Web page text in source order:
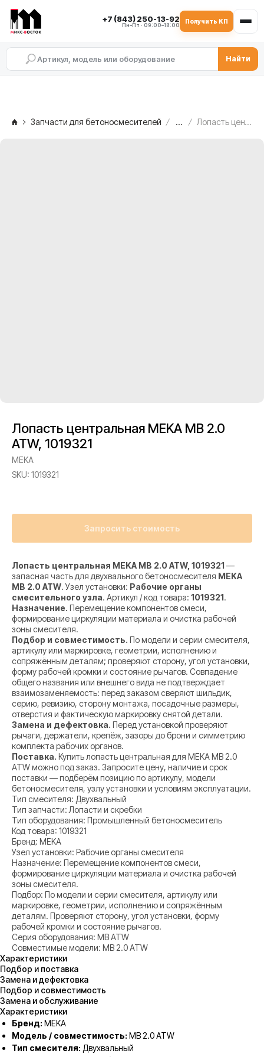
+7 (843) 250-13-92
Пн–Пт · 09:00–18:00
Получить КП
Найти
Запчасти для бетоносмесителей ... Лопасть центральная MEKA MB 2.0 ATW, 1019321
Лопасть центральная MEKA MB 2.0
ATW, 1019321
MEKA
SKU: 1019321
Запросить стоимость
Лопасть центральная MEKA MB 2.0 ATW, 1019321—
запасная часть для двухвального бетоносмесителя MEKA
MB 2.0 ATW. Узел установки: Рабочие органы
смесительного узла. Артикул / код товара: 1019321.
Назначение. Перемещение компонентов смеси,
формирование циркуляции материала и очистка рабочей
зоны смесителя.
Подбор и совместимость. По модели и серии смесителя,
артикулу или маркировке, геометрии, исполнению и
сопряжённым деталям; проверяют сторону, угол установки,
форму рабочей кромки и состояние рычагов. Совпадение
общего названия или внешнего вида не подтверждает
взаимозаменяемость: перед заказом сверяют шильдик,
серию, ревизию, сторону монтажа, посадочные размеры,
отверстия и фактическую маркировку снятой детали.
Замена и дефектовка. Перед установкой проверяют
рычаги, держатели, крепёж, зазоры до брони и симметрию
комплекта рабочих органов.
Поставка. Купить лопасть центральная для MEKA MB 2.0
ATW можно под заказ. Запросите цену, наличие и срок
поставки — подберём позицию по артикулу, модели
бетоносмесителя, узлу установки и условиям эксплуатации.
Тип смесителя: Двухвальный
Тип запчасти: Лопасти и скребки
Тип оборудования: Промышленный бетоносмеситель
Код товара: 1019321
Бренд: MEKA
Узел установки: Рабочие органы смесителя
Назначение: Перемещение компонентов смеси,
формирование циркуляции материала и очистка рабочей
зоны смесителя.
Подбор: По модели и серии смесителя, артикулу или
маркировке, геометрии, исполнению и сопряжённым
деталям. Проверяют сторону, угол установки, форму
рабочей кромки и состояние рычагов.
Серия оборудования: MB ATW
Совместимые модели: MB 2.0 ATW
Характеристики
Подбор и поставка
Замена и дефектовка
Подбор и совместимость
Замена и обслуживание
Характеристики
Бренд: MEKA
Модель / совместимость: MB 2.0 ATW
Тип смесителя: Двухвальный